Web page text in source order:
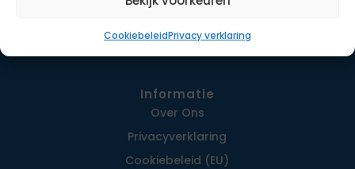
CookiebeleidPrivacy verklaring
Contact
Informatie
Over Ons
Privacy­verklaring
Cookiebeleid (EU)